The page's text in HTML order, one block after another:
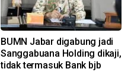
BUMN Jabar digabung jadi
Sanggabuana Holding dikaji,
tidak termasuk Bank bjb